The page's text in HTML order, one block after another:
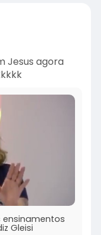
Jesus agora
ensinamentos
Gleisi